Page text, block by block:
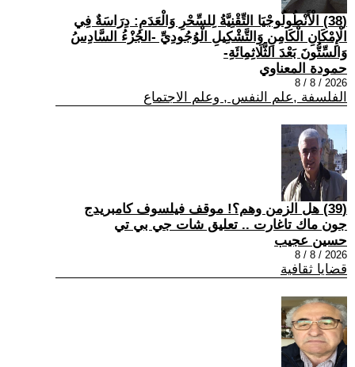
(38) الْأَنْطُولُوجْيَا التِّقْنِيَّةُ لِلسِّحْرِ وَالْعَدَمِ: دِرَاسَةٌ فِي
الْإِمْكَانِ الْكَامِنِ وَالتَّشْكِيلِ الْوُجُودِيِّ -الجُزْءُ السَّادِسُ
وَالسِّتُّونَ بَعْدَ الثَّلَاثِمِائَةِ-
حمودة المعناوي
2026 / 8 / 8
الفلسفة ,علم النفس , وعلم الاجتماع
(39) هل الزمن وهم؟! موقف فيلسوف كامبريدج
جون ماك تاغارت .. تعليق شات جي بي تي
حسين عجيب
2026 / 8 / 8
قضايا ثقافية